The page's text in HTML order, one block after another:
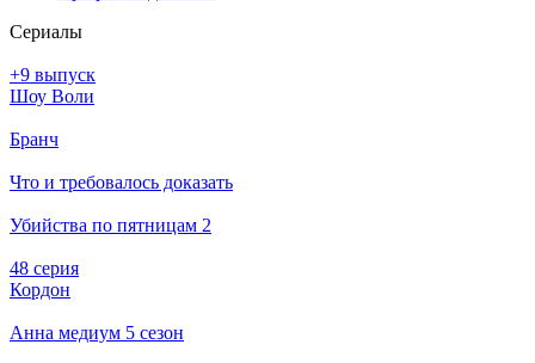
Се­риа­лы
+9 выпуск
Шоу Воли
Бранч
Что и требовалось доказать
Убийства по пятницам 2
48 серия
Кордон
Анна медиум 5 сезон